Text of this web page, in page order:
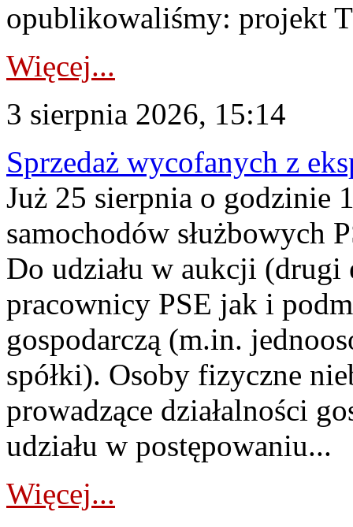
opublikowaliśmy: projekt
Więcej...
3 sierpnia 2026, 15:14
Sprzedaż wycofanych z
Już 25 sierpnia o godzinie
samochodów służbowych
Do udziału w aukcji (drugi
pracownicy PSE jak i
gospodarczą (m.in.
spółki). Osoby fizyczne
prowadzące działalności
udziału w postępowaniu...
Więcej...